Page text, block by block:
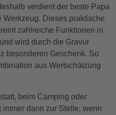
verdient der beste Papa
Dieses praktische
zahlreiche Funktionen in
wird durch die Gravur
besonderen Geschenk. So
aus Wertschätzung
beim Camping oder
dann zur Stelle, wenn